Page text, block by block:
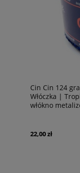
Cin Cin 124
Włóczka |
włókno
22,00 zł